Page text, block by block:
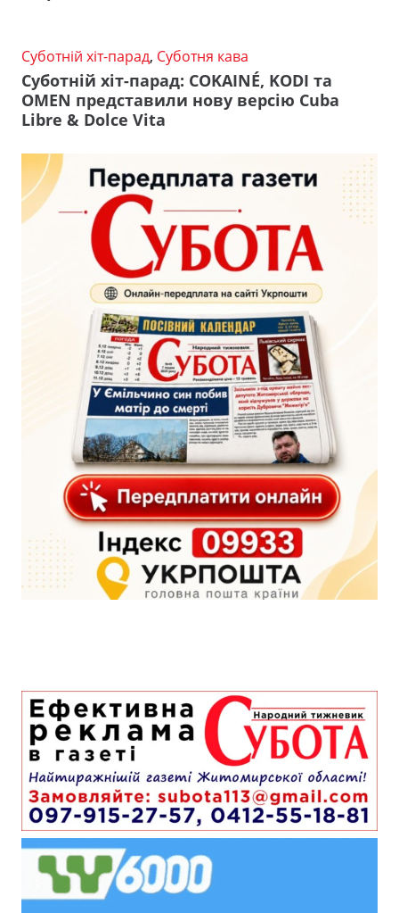
Суботній хіт-парад, Суботня кава
Суботній хіт-парад: COKAINÉ, KODI та
OMEN представили нову версію Cuba
Libre & Dolce Vita